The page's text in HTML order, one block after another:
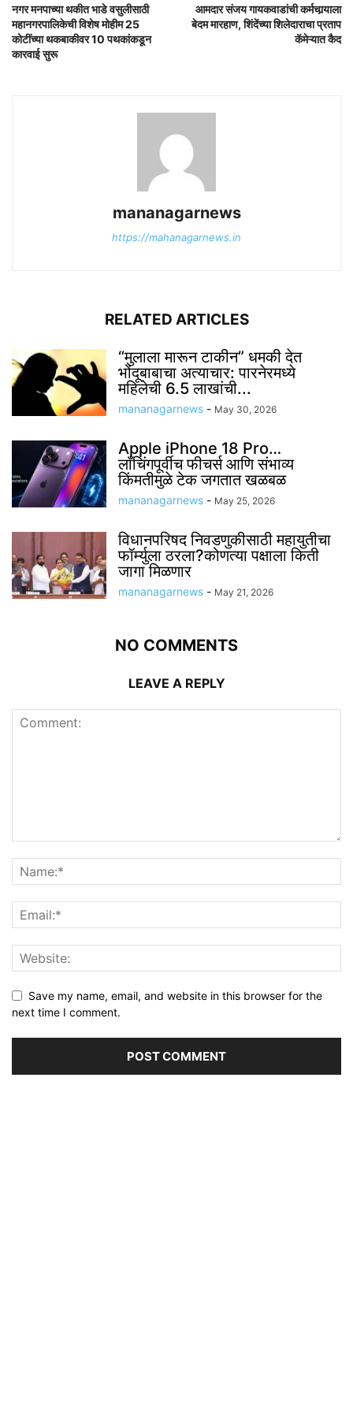
नगर मनपाच्या थकीत भाडे वसुलीसाठी
महानगरपालिकेची विशेष मोहीम 25
कोटींच्या थकबाकीवर 10 पथकांकडून
कारवाई सुरू
आमदार संजय गायकवाडांची कर्मचार्‍याला
बेदम मारहाण, शिंदेंच्या शिलेदाराचा प्रताप
कॅमेऱ्यात कैद
mananagarnews
https://mahanagarnews.in
RELATED ARTICLES
“मुलाला मारून टाकीन” धमकी देत
भोंदूबाबाचा अत्याचार: पारनेरमध्ये
महिलेची 6.5 लाखांची...
mananagarnews - May 30, 2026
Apple iPhone 18 Pro…
लाँचिंगपूर्वीच फीचर्स आणि संभाव्य
किंमतीमुळे टेक जगतात खळबळ
mananagarnews - May 25, 2026
विधानपरिषद निवडणुकीसाठी महायुतीचा
फॉर्म्युला ठरला?कोणत्या पक्षाला किती
जागा मिळणार
mananagarnews - May 21, 2026
NO COMMENTS
LEAVE A REPLY
Save my name, email, and website in this browser for the
next time I comment.